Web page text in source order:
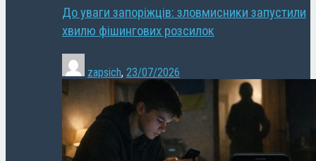
До уваги запоріжців: зловмисники запустили
хвилю фішингових розсилок
zapsich, 23/07/2026